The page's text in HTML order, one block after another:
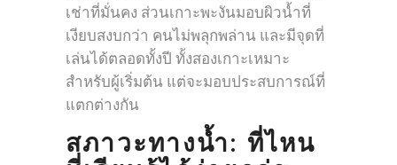
เช่าที่มั่นคง ส่วนเกาะพะงันมอบผิวน้ำที่
เงียบสงบกว่า คนไม่พลุกพล่าน และมีจุดที่
เล่นได้ตลอดทั้งปี ทั้งสองเกาะเหมาะ
สำหรับผู้เริ่มต้น แต่จะมอบประสบการณ์ที่
แตกต่างกัน
สภาวะทางน้ำ: ที่ไหน